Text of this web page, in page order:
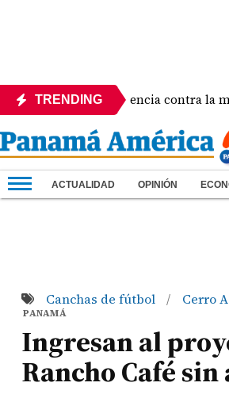
TRENDING
crisis de violencia contra la mujer
ACTUALIDAD OPINIÓN
Canchas de fútbol / Cerro
PANAMÁ
Ingresan al
Rancho Café